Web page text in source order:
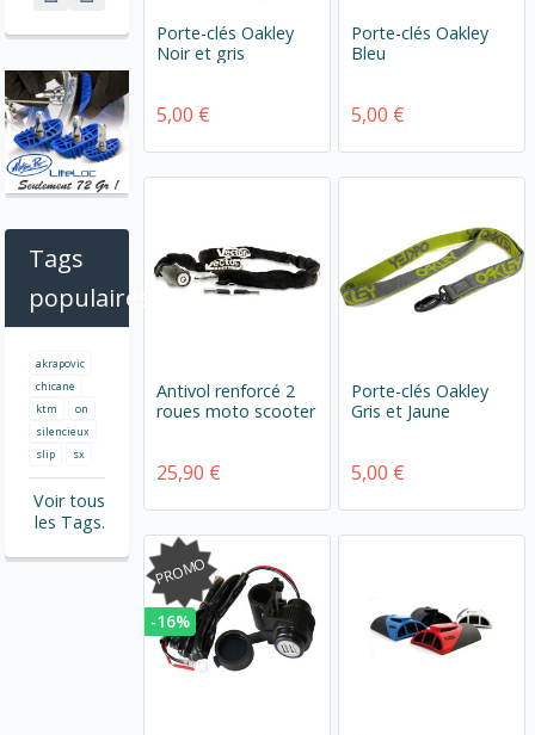
Porte-clés Oakley
Noir et gris
5,00 €
Porte-clés Oakley
Bleu
5,00 €
Antivol renforcé 2
roues moto scooter
25,90 €
Porte-clés Oakley
Gris et Jaune
5,00 €
PROMO
-16%
Tags
populaires
akrapovic
chicane
ktm
on
silencieux
slip
sx
Voir tous
les Tags.